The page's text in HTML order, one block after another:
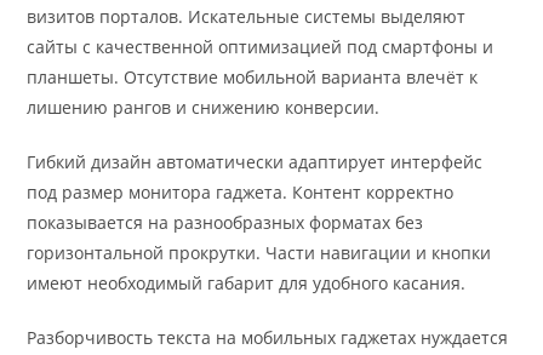
визитов порталов. Искательные системы выделяют
сайты с качественной оптимизацией под смартфоны и
планшеты. Отсутствие мобильной варианта влечёт к
лишению рангов и снижению конверсии.
Гибкий дизайн автоматически адаптирует интерфейс
под размер монитора гаджета. Контент корректно
показывается на разнообразных форматах без
горизонтальной прокрутки. Части навигации и кнопки
имеют необходимый габарит для удобного касания.
Разборчивость текста на мобильных гаджетах нуждается